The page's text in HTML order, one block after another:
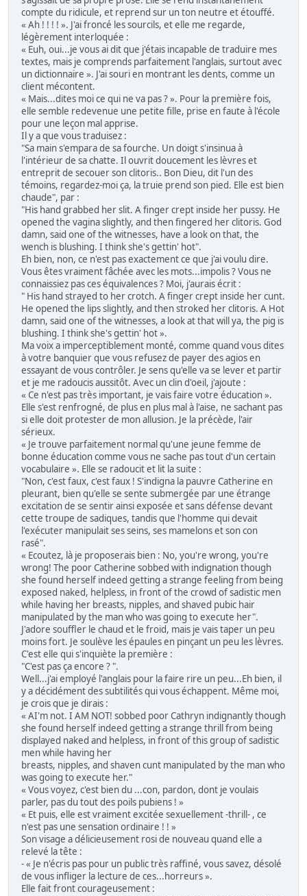
compte du ridicule, et reprend sur un ton neutre et étouffé.
« Ah ! ! ! ! ». J'ai froncé les sourcils, et elle me regarde,
légèrement interloquée :
« Euh, oui...je vous ai dit que j'étais incapable de traduire mes
textes, mais je comprends parfaitement l'anglais, surtout avec
un dictionnaire ». J'ai souri en montrant les dents, comme un
client mécontent.
« Mais...dites moi ce qui ne va pas ? ». Pour la première fois,
elle semble redevenue une petite fille, prise en faute à l'école
pour une leçon mal apprise.
Il y a que vous traduisez :
"Sa main s'empara de sa fourche. Un doigt s'insinua à
l'intérieur de sa chatte. Il ouvrit doucement les lèvres et
entreprit de secouer son clitoris.. Bon Dieu, dit l'un des
témoins, regardez-moi ça, la truie prend son pied. Elle est bien
chaude", par :
"His hand grabbed her slit. A finger crept inside her pussy. He
opened the vagina slightly, and then fingered her clitoris. God
damn, said one of the witnesses, have a look on that, the
wench is blushing. I think she's gettin' hot".
Eh bien, non, ce n'est pas exactement ce que j'ai voulu dire.
Vous êtes vraiment fâchée avec les mots...impolis ? Vous ne
connaissiez pas ces équivalences ? Moi, j'aurais écrit :
" His hand strayed to her crotch. A finger crept inside her cunt.
He opened the lips slightly, and then stroked her clitoris. A Hot
damn, said one of the witnesses, a look at that will ya, the pig is
blushing. I think she's gettin' hot ».
Ma voix a imperceptiblement monté, comme quand vous dites
à votre banquier que vous refusez de payer des agios en
essayant de vous contrôler. Je sens qu'elle va se lever et partir
et je me radoucis aussitôt. Avec un clin d'oeil, j'ajoute :
« Ce n'est pas très important, je vais faire votre éducation ».
Elle s'est renfrogné, de plus en plus mal à l'aise, ne sachant pas
si elle doit protester de mon allusion. Je la précède, l'air
sérieux.
« Je trouve parfaitement normal qu'une jeune femme de
bonne éducation comme vous ne sache pas tout d'un certain
vocabulaire ». Elle se radoucit et lit la suite :
"Non, c'est faux, c'est faux ! S'indigna la pauvre Catherine en
pleurant, bien qu'elle se sente submergée par une étrange
excitation de se sentir ainsi exposée et sans défense devant
cette troupe de sadiques, tandis que l'homme qui devait
l'exécuter manipulait ses seins, ses mamelons et son con
rasé".
« Ecoutez, là je proposerais bien : No, you're wrong, you're
wrong! The poor Catherine sobbed with indignation though
she found herself indeed getting a strange feeling from being
exposed naked, helpless, in front of the crowd of sadistic men
while having her breasts, nipples, and shaved pubic hair
manipulated by the man who was going to execute her".
J'adore souffler le chaud et le froid, mais je vais taper un peu
moins fort. Je soulève les épaules en pinçant un peu les lèvres.
C'est elle qui s'inquiète la première :
"C'est pas ça encore ? ".
Well...j'ai employé l'anglais pour la faire rire un peu...Eh bien, il
y a décidément des subtilités qui vous échappent. Même moi,
je crois que je dirais :
« AI'm not. I AM NOT! sobbed poor Cathryn indignantly though
she found herself indeed getting a strange thrill from being
displayed naked and helpless, in front of this group of sadistic
men while having her
breasts, nipples, and shaven cunt manipulated by the man who
was going to execute her."
« Vous voyez, c'est bien du ...con, pardon, dont je voulais
parler, pas du tout des poils pubiens ! »
« Et puis, elle est vraiment excitée sexuellement -thrill- , ce
n'est pas une sensation ordinaire ! ! »
Son visage a délicieusement rosi de nouveau quand elle a
relevé la tête :
- « Je n'écris pas pour un public très raffiné, vous savez, désolé
de vous infliger la lecture de ces...horreurs ».
Elle fait front courageusement :